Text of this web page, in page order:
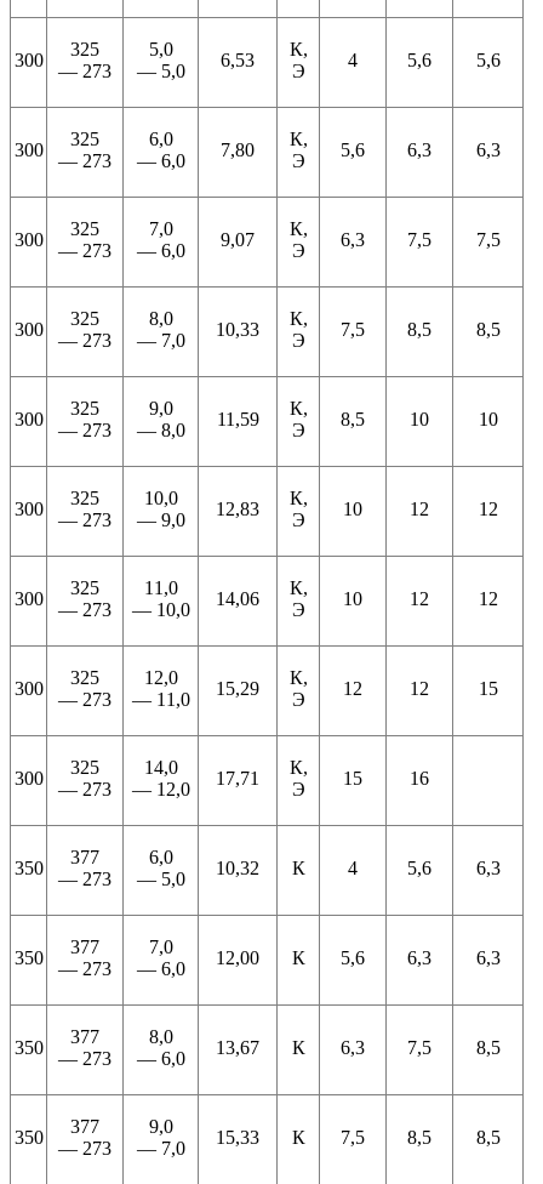
300
325
— 273
5,0
— 5,0
6,53
К,
Э
4 5,6 5,6
300
325
— 273
6,0
— 6,0
7,80
К,
Э
5,6 6,3 6,3
300
325
— 273
7,0
— 6,0
9,07
К,
Э
6,3 7,5 7,5
300
325
— 273
8,0
— 7,0
10,33
К,
Э
7,5 8,5 8,5
300
325
— 273
9,0
— 8,0
11,59
К,
Э
8,5 10 10
300
325
— 273
10,0
— 9,0
12,83
К,
Э
10 12 12
300
325
— 273
11,0
— 10,0
14,06
К,
Э
10 12 12
300
325
— 273
12,0
— 11,0
15,29
К,
Э
12 12 15
300
325
— 273
14,0
— 12,0
17,71
К,
Э
15 16
350
377
— 273
6,0
— 5,0
10,32 К 4 5,6 6,3
350
377
— 273
7,0
— 6,0
12,00 К 5,6 6,3 6,3
350
377
— 273
8,0
— 6,0
13,67 К 6,3 7,5 8,5
350
377
— 273
9,0
— 7,0
15,33 К 7,5 8,5 8,5